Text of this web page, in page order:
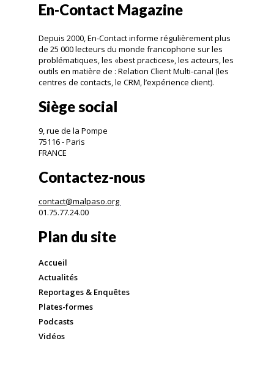
En-Contact Magazine
Depuis 2000, En-Contact informe régulièrement plus
de 25 000 lecteurs du monde francophone sur les
problématiques, les «best practices», les acteurs, les
outils en matière de : Relation Client Multi-canal (les
centres de contacts, le CRM, l’expérience client).
Siège social
9, rue de la Pompe
75116 - Paris
FRANCE
Contactez-nous
contact@malpaso.org
01.75.77.24.00
Plan du site
Accueil
Actualités
Reportages & Enquêtes
Plates-formes
Podcasts
Vidéos